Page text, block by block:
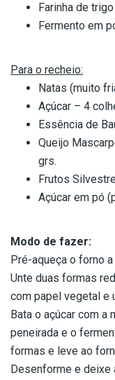
Farinha de
Fermento em
Para o recheio:
Natas (muito
Açúcar – 4
Essência de
Queijo
grs.
Frutos
Açúcar em pó
Modo de fazer:
Pré-aqueça o forno a
Unte duas formas
com papel vegetal e
Bata o açúcar com a
peneirada e o
formas e leve ao
Desenforme e deixe